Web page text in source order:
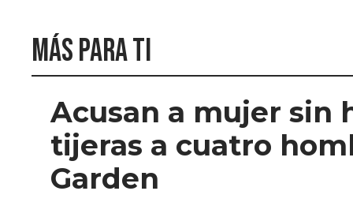
Más para ti
Acusan a mujer sin
tijeras a cuatro
Garden